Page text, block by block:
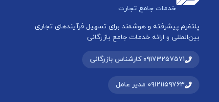
خدمات جامع تجارت
پلتفرم پیشرفته و هوشمند برای تسهیل فرآیندهای تجاری
بین‌المللی و ارائه خدمات جامع بازرگانی
۰۹۱۷۳۲۵۷۵۷۱ کارشناس بازرگانی
۰۹۱۲۱۱۵۹۷۶۳ مدیر عامل